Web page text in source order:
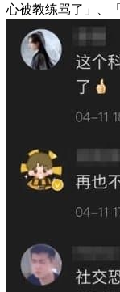
心被教练骂了」、